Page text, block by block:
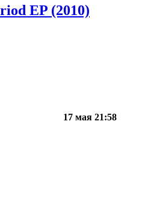
EP (2010)
17 мая 21:58